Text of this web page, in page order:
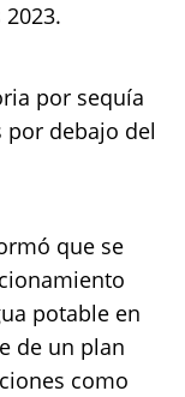
por sequía
por debajo del
que se
potable en
de un plan
como